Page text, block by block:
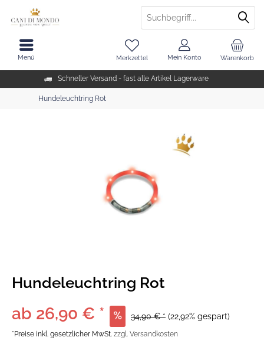
Schneller Versand - fast alle Artikel Lagerware
Warenkorb
Merkzettel Mein Konto
Menü
Hundeleuchtring Rot
Hundeleuchtring Rot
ab 26,90 € * 34,90 € * (22,92% gespart)
*Preise inkl. gesetzlicher MwSt. zzgl. Versandkosten